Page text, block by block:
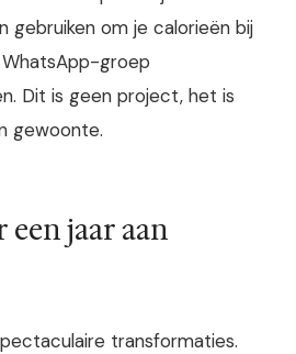
gebruiken om je calorieën bij
groep
Dit is geen project, het is
gewoonte.
een jaar aan
transformaties.